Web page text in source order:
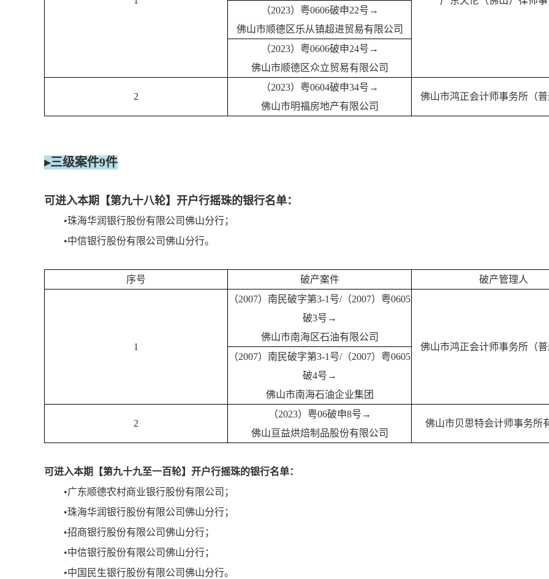
（2023）粤0606破申22号→
佛山市顺德区乐从镇超进贸易有限公司
（2023）粤0606破申24号→
佛山市顺德区众立贸易有限公司
2
（2023）粤0604破申34号→
佛山市明福房地产有限公司
佛山市鸿正会计师事务所（
▸三级案件9件
可进入本期【第九十八轮】开户行摇珠的银行名单：
•珠海华润银行股份有限公司佛山分行；
•中信银行股份有限公司佛山分行。
序号 破产案件 破产管理人
1
（2007）南民破字第3-1号/（2007）粤0605
破3号→
佛山市南海区石油有限公司
佛山市鸿正会计师事务所（
（2007）南民破字第3-1号/（2007）粤0605
破4号→
佛山市南海石油企业集团
2
（2023）粤06破申8号→
佛山亘益烘焙制品股份有限公司
佛山市贝思特会计师事务所
可进入本期【第九十九至一百轮】开户行摇珠的银行名单：
•广东顺德农村商业银行股份有限公司；
•珠海华润银行股份有限公司佛山分行；
•招商银行股份有限公司佛山分行；
•中信银行股份有限公司佛山分行；
•中国民生银行股份有限公司佛山分行。